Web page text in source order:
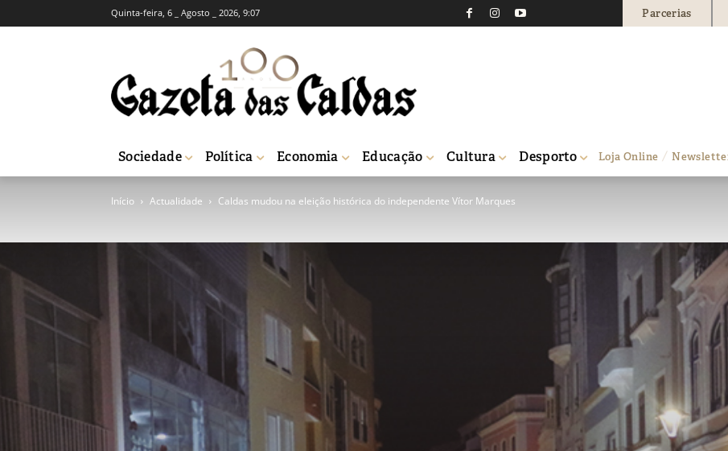
Quinta-feira, 6 _ Agosto _ 2026, 9:07 Parcerias
Sociedade Política Economia Educação Cultura Desporto Loja Online
Início Actualidade Caldas mudou na eleição histórica do independente Vítor Marques